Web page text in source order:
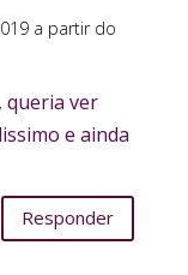
a partir do
queria ver
e ainda
Responder